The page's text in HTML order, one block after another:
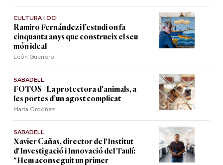
CULTURA I OCI
Ramiro Fernández i l’estudi on fa
cinquanta anys que construeix el seu
món ideal
León Guerrero
SABADELL
FOTOS | La protectora d'animals, a
les portes d’un agost complicat
Marta Ordóñez
SABADELL
Xavier Cañas, director de l'Institut
d'Investigació i Innovació del Taulí:
"Hem aconseguit un primer